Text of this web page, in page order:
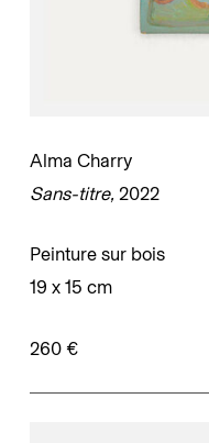
Alma Charry
Sans-titre, 2022
Peinture sur bois
19 x 15 cm
260 €